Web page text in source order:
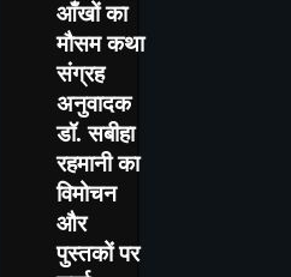
आँखों का
मौसम कथा
संग्रह
अनुवादक
डॉ. सबीहा
रहमानी का
विमोचन
और
पुस्तकों पर